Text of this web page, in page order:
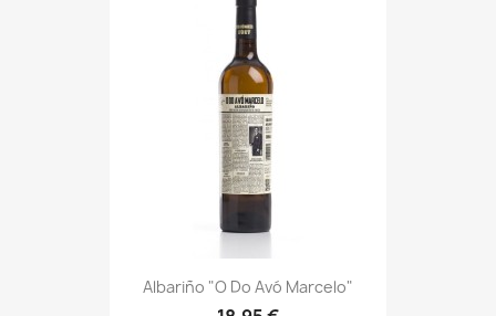
Albariño "O Do Avó Marcelo"